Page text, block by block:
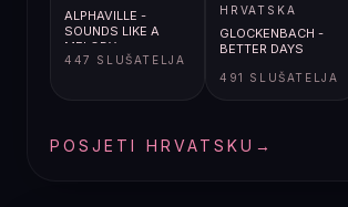
ALPHAVILLE -
SOUNDS LIKE A
MELODY
447 SLUŠATELJA
HRVATSKA
GLOCKENBACH -
BETTER DAYS
491 SLUŠATELJA
POSJETI HRVATSKU →